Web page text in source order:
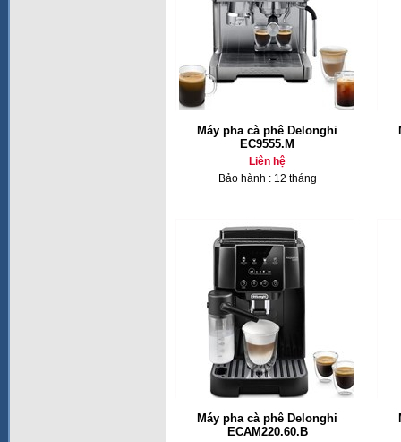
Máy pha cà phê Delonghi
EC9555.M
Liên hệ
Bảo hành : 12 tháng
Máy pha cà phê Delonghi
ECAM220.60.B